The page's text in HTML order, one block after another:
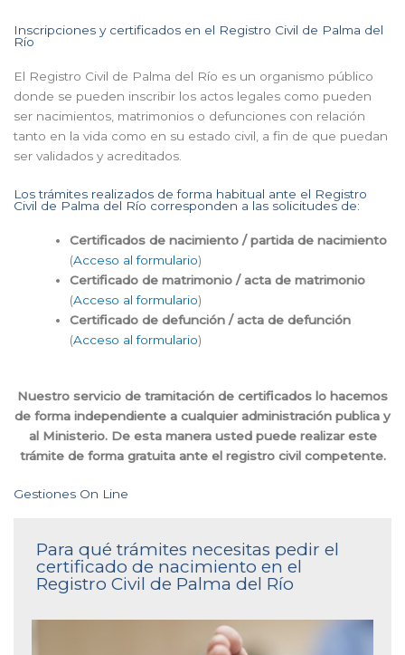
Inscripciones y certificados en el Registro Civil de Palma del
Río
El Registro Civil de Palma del Río es un organismo público
donde se pueden inscribir los actos legales como pueden
ser nacimientos, matrimonios o defunciones con relación
tanto en la vida como en su estado civil, a fin de que puedan
ser validados y acreditados.
Los trámites realizados de forma habitual ante el Registro
Civil de Palma del Río corresponden a las solicitudes de:
Certificados de nacimiento / partida de nacimiento
(Acceso al formulario)
Certificado de matrimonio / acta de matrimonio
(Acceso al formulario)
Certificado de defunción / acta de defunción
(Acceso al formulario)
Nuestro servicio de tramitación de certificados lo hacemos
de forma independiente a cualquier administración publica y
al Ministerio. De esta manera usted puede realizar este
trámite de forma gratuita ante el registro civil competente.
Gestiones On Line
Para qué trámites necesitas pedir el
certificado de nacimiento en el
Registro Civil de Palma del Río